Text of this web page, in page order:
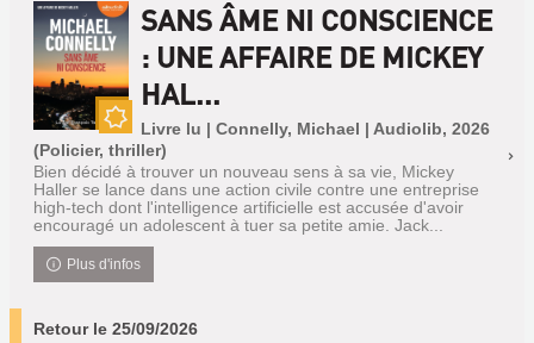
Nouveauté
SANS ÂME NI CONSCIENCE
: UNE AFFAIRE DE MICKEY
HAL...
Livre lu | Connelly, Michael | Audiolib, 2026
(Policier, thriller)
Bien décidé à trouver un nouveau sens à sa vie, Mickey
Haller se lance dans une action civile contre une entreprise
high-tech dont l'intelligence artificielle est accusée d'avoir
encouragé un adolescent à tuer sa petite amie. Jack...
Plus d'infos
Retour le 25/09/2026